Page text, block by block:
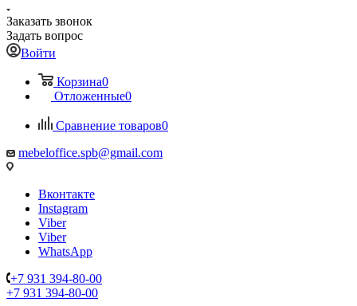
Заказать звонок
Задать вопрос
Войти
Корзина0
Отложенные0
Сравнение товаров0
mebeloffice.spb@gmail.com
Вконтакте
Instagram
Viber
Viber
WhatsApp
+7 931 394-80-00
+7 931 394-80-00